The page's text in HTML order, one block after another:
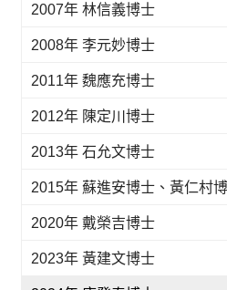
2007年 林信義博士
2008年 李元妙博士
2011年 魏應充博士
2012年 陳定川博士
2013年 石允文博士
2015年 蘇進安博士、黃仁村
2020年 戴榮吉博士
2023年 黃建文博士